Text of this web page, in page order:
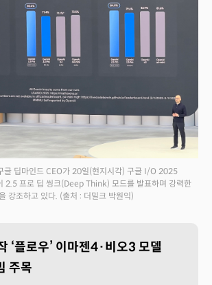
글 딥마인드 CEO가 20일(현지시각) 구글 I/O 2025
2.5 프로 딥 씽크(Deep Think) 모드를 발표하며 강력한
강조하고 있다. (출처 : 더밀크 박원익)
‘플로우’ 이마젠4·비오3 모델
주목